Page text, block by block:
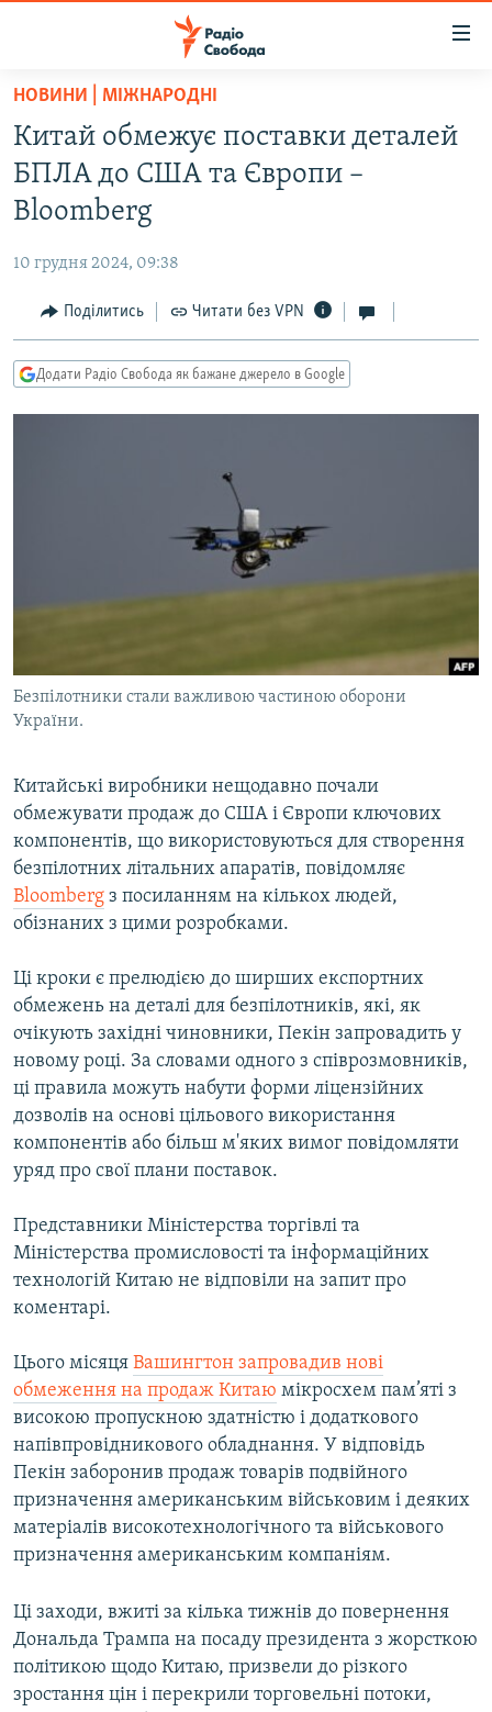
Перейти
основного
матеріалу
Перейти
до
основної
навігації
Перейти
до
пошуку
РАДІО СВОБОДА – 70 РОКІВ
СТАТТІ
ЕКОНОМІКА
СУСПІЛЬСТВО
РОСІЙСЬКА «ФІЛЬТРАЦІЯ»
ДОНБАС.РЕАЛІЇ
ТИ ЯК?
СПЕЦПРОЄКТИ
КРИМ РЕАЛІЇ
РУС
КТАТ
ДОЛУЧАЙСЯ!
Усі сайти RFE/RL
НОВИНИ | МІЖНАРОДНІ
Китай обмежує поставки деталей
БПЛА до США та Європи –
Bloomberg
10 грудня 2024, 09:38
Поділитись Читати без VPN
Додати Радіо Свобода як бажане джерело в Google
Безпілотники стали важливою частиною оборони
України.
Китайські виробники нещодавно почали
обмежувати продаж до США і Європи ключових
компонентів, що використовуються для створення
безпілотних літальних апаратів, повідомляє
Bloomberg з посиланням на кількох людей,
обізнаних з цими розробками.
Ці кроки є прелюдією до ширших експортних
обмежень на деталі для безпілотників, які, як
очікують західні чиновники, Пекін запровадить у
новому році. За словами одного з співрозмовників,
ці правила можуть набути форми ліцензійних
дозволів на основі цільового використання
компонентів або більш м'яких вимог повідомляти
уряд про свої плани поставок.
Представники Міністерства торгівлі та
Міністерства промисловості та інформаційних
технологій Китаю не відповіли на запит про
коментарі.
Цього місяця Вашингтон запровадив нові
обмеження на продаж Китаю мікросхем пам’яті з
високою пропускною здатністю і додаткового
напівпровідникового обладнання. У відповідь
Пекін заборонив продаж товарів подвійного
призначення американським військовим і деяких
матеріалів високотехнологічного та військового
призначення американським компаніям.
Ці заходи, вжиті за кілька тижнів до повернення
Дональда Трампа на посаду президента з жорсткою
політикою щодо Китаю, призвели до різкого
зростання цін і перекрили торговельні потоки,